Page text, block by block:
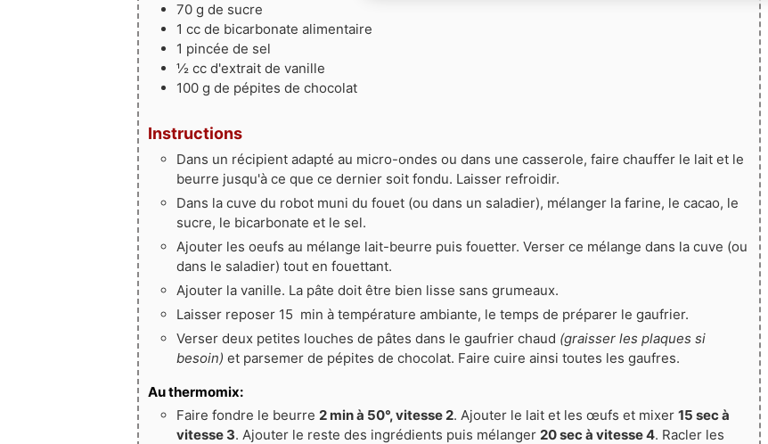
70 g de sucre
1 cc de bicarbonate alimentaire
1 pincée de sel
½ cc d'extrait de vanille
100 g de pépites de chocolat
Instructions
Dans un récipient adapté au micro-ondes ou dans une casserole, faire chauffer le lait et le
beurre jusqu'à ce que ce dernier soit fondu. Laisser refroidir.
Dans la cuve du robot muni du fouet (ou dans un saladier), mélanger la farine, le cacao, le
sucre, le bicarbonate et le sel.
Ajouter les oeufs au mélange lait-beurre puis fouetter. Verser ce mélange dans la cuve (ou
dans le saladier) tout en fouettant.
Ajouter la vanille. La pâte doit être bien lisse sans grumeaux.
Laisser reposer 15 min à température ambiante, le temps de préparer le gaufrier.
Verser deux petites louches de pâtes dans le gaufrier chaud (graisser les plaques si
besoin) et parsemer de pépites de chocolat. Faire cuire ainsi toutes les gaufres.
Au thermomix:
Faire fondre le beurre 2 min à 50°, vitesse 2. Ajouter le lait et les œufs et mixer 15 sec à
vitesse 3. Ajouter le reste des ingrédients puis mélanger 20 sec à vitesse 4. Racler les